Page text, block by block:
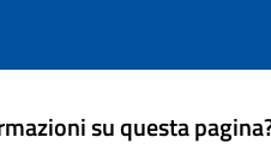
su questa